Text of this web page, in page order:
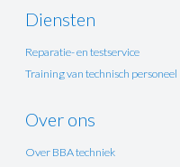
Diensten
Reparatie- en testservice
Training van technisch personeel
Over ons
Over BBA techniek